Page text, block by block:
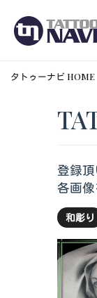
タトゥーナビ HOME
登録
各画
和彫り